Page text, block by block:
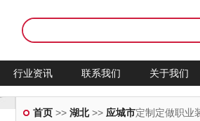
行业资讯 联系我们 关于我们
首页 >>湖北>> 应城市定制定做职业